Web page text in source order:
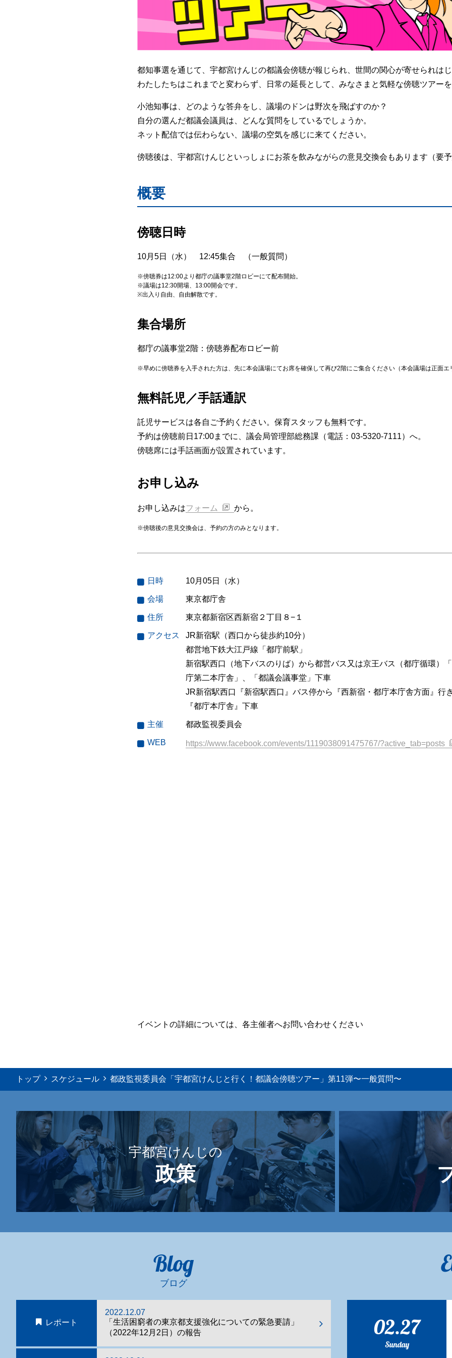
都知事選を通じて、宇都宮けんじの都議会傍聴が報じられ、世間の関心が寄せられはじ
わたしたちはこれまでと変わらず、日常の延長として、みなさまと気軽な傍聴ツアーを
小池知事は、どのような答弁をし、議場のドンは野次を飛ばすのか？
自分の選んだ都議会議員は、どんな質問をしているでしょうか。
ネット配信では伝わらない、議場の空気を感じに来てください。
傍聴後は、宇都宮けんじといっしょにお茶を飲みながらの意見交換会もあります（要予
概要
傍聴日時
10月5日（水） 12:45集合 （一般質問）
※傍聴券は12:00より都庁の議事堂2階ロビーにて配布開始。
※議場は12:30開場、13:00開会です。
※出入り自由、自由解散です。
集合場所
都庁の議事堂2階：傍聴券配布ロビー前
※早めに傍聴券を入手された方は、先に本会議場にてお席を確保して再び2階にご集合ください（本会議場は正面エ
無料託児／手話通訳
託児サービスは各自ご予約ください。保育スタッフも無料です。
予約は傍聴前日17:00までに、議会局管理部総務課（電話：03-5320-7111）へ。
傍聴席には手話画面が設置されています。
お申し込み
お申し込みはフォーム から。
※傍聴後の意見交換会は、予約の方のみとなります。
日時 10月05日（水）
会場 東京都庁舎
住所 東京都新宿区西新宿２丁目８−１
アクセス
JR新宿駅（西口から徒歩約10分）
都営地下鉄大江戸線「都庁前駅」
新宿駅西口（地下バスのりば）から都営バス又は京王バス（都庁循環）
庁第二本庁舎」、「都議会議事堂」下車
JR新宿駅西口『新宿駅西口』バス停から『西新宿・都庁本庁舎方面』行
『都庁本庁舎』下車
主催 都政監視委員会
WEB https://www.facebook.com/events/1119038091475767/?active_tab=posts
イベントの詳細については、各主催者へお問い合わせください
トップ スケジュール 都政監視委員会「宇都宮けんじと行く！都議会傍聴ツアー」第11弾〜一般質問〜
宇都宮けんじの
政策
Blog
ブログ
レポート
2022.12.07
「生活困窮者の東京都支援強化についての緊急要請」
（2022年12月2日）の報告
02.27
Sunday